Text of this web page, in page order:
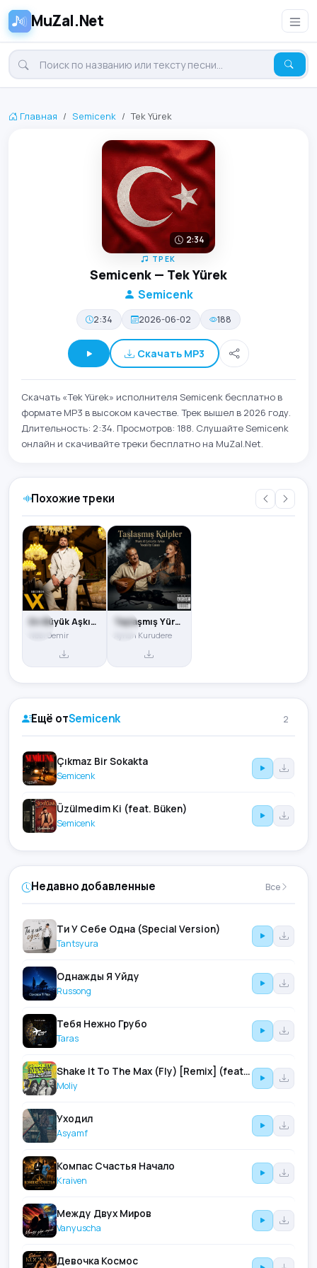
MuZal.Net
Главная Semicenk Tek Yürek
2:34
ТРЕК
Semicenk — Tek Yürek
Semicenk
2:34 2026-06-02 188
Скачать MP3
Скачать «Tek Yürek» исполнителя Semicenk бесплатно в
формате MP3 в высоком качестве. Трек вышел в 2026 году.
Длительность: 2:34. Просмотров: 188. Слушайте Semicenk
онлайн и скачивайте треки бесплатно на MuZal.Net.
Похожие треки
En Büyük Aşkım (Bir Deli Yürek Acısındayım)
Nebi Demir
Taşlaşmış Yürekler (feat. Canan Kurudere)
Ayhan Kurudere
Ещё отSemicenk 2
Çıkmaz Bir Sokakta
Semicenk
Üzülmedim Ki (feat. Büken)
Semicenk
Недавно добавленные Все
Ти У Себе Одна (Special Version)
Tantsyura
Однажды Я Уйду
Russong
Тебя Нежно Грубо
Taras
Shake It To The Max (Fly) [Remix] (feat. Shenseea & Skillibeng & Silent Addy)
Moliy
Уходил
Asyamf
Компас Счастья Начало
Kraiven
Между Двух Миров
Vanyuscha
Девочка Космос